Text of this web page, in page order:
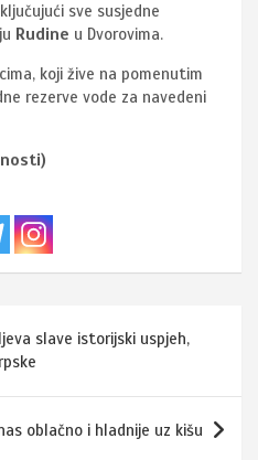
sve susjedne
Rudine u Dvorovima.
koji žive na pomenutim
rezerve vode za navedeni
slave istorijski uspjeh,
oblačno i hladnije uz kišu